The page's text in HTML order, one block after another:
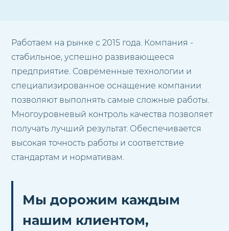
Работаем на рынке с 2015 года. Компания -
стабильное, успешно развивающееся
предприятие. Современные технологии и
специализированное оснащение компании
позволяют выполнять самые сложные работы.
Многоуровневый контроль качества позволяет
получать лучший результат. Обеспечивается
высокая точность работы и соответствие
стандартам и нормативам.
Мы дорожим каждым
нашим клиентом,